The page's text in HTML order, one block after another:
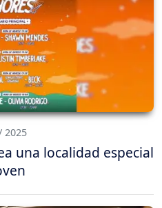
2025
una localidad especial